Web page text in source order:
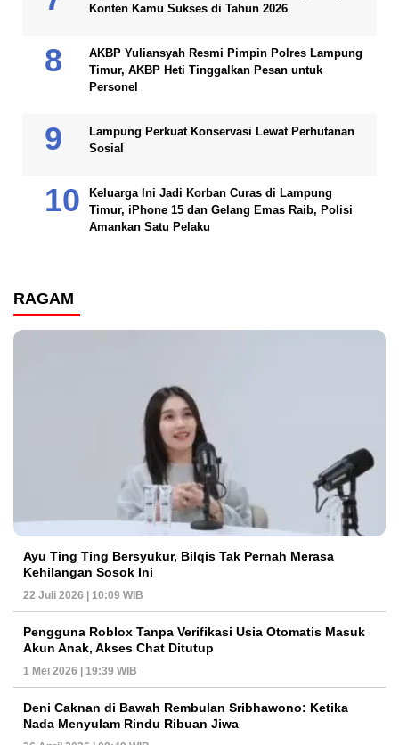
Konten Kamu Sukses di Tahun 2026
AKBP Yuliansyah Resmi Pimpin Polres Lampung
Timur, AKBP Heti Tinggalkan Pesan untuk
Personel
Lampung Perkuat Konservasi Lewat Perhutanan
Sosial
Keluarga Ini Jadi Korban Curas di Lampung
Timur, iPhone 15 dan Gelang Emas Raib, Polisi
Amankan Satu Pelaku
RAGAM
Ayu Ting Ting Bersyukur, Bilqis Tak Pernah Merasa
Kehilangan Sosok Ini
22 Juli 2026 | 10:09 WIB
Pengguna Roblox Tanpa Verifikasi Usia Otomatis Masuk
Akun Anak, Akses Chat Ditutup
1 Mei 2026 | 19:39 WIB
Deni Caknan di Bawah Rembulan Sribhawono: Ketika
Nada Menyulam Rindu Ribuan Jiwa